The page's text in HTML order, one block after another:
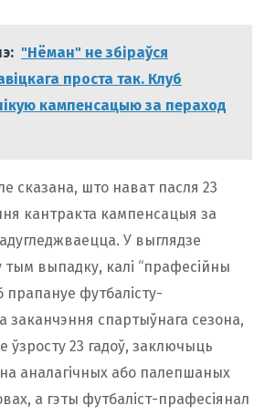
"Нёман" не збіраўся
проста так. Клуб
кампенсацыю за пераход
сказана, што нават пасля 23
кантракта кампенсацыя за
У выглядзе
выпадку, калі “прафесійны
футбалісту-
заканчэння спартыўнага сезона,
ўзросту 23 гадоў, заключыць
аналагічных або палепшаных
а гэты футбаліст-прафесіянал